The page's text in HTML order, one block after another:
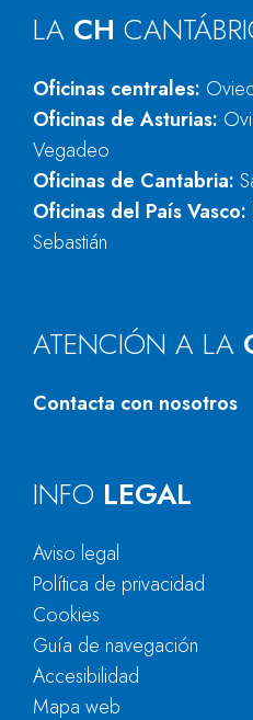
LA CH
Oficinas centrales:
Oficinas de Asturias:
Vegadeo
Oficinas de Cantabria:
Oficinas del País Vasco:
Sebastián
ATENCIÓN A LA
Contacta con nosotros
INFO LEGAL
Aviso legal
Política de privacidad
Cookies
Guía de navegación
Accesibilidad
Mapa web